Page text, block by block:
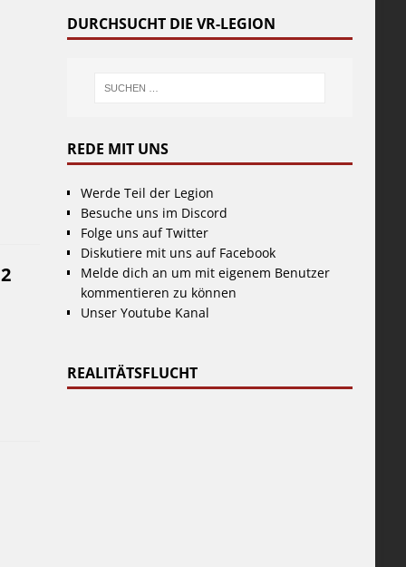
DURCHSUCHT DIE VR-LEGION
REDE MIT UNS
Werde Teil der Legion
Besuche uns im Discord
Folge uns auf Twitter
Diskutiere mit uns auf Facebook
Melde dich an um mit eigenem Benutzer
kommentieren zu können
Unser Youtube Kanal
REALITÄTSFLUCHT